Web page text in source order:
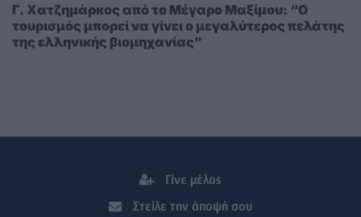
Γ. Χατζημάρκος από το Μέγαρο Μαξίμου: “Ο
τουρισμός μπορεί να γίνει ο μεγαλύτερος πελάτης
της ελληνικής βιομηχανίας”
Γίνε μέλος
Στείλε την άποψή σου